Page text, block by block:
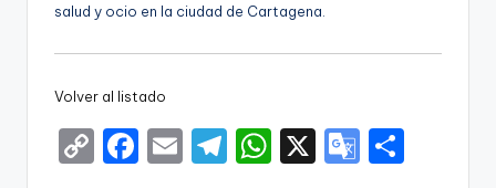
salud y ocio en la ciudad de Cartagena.
Volver al listado
C F
E
T
W X
G